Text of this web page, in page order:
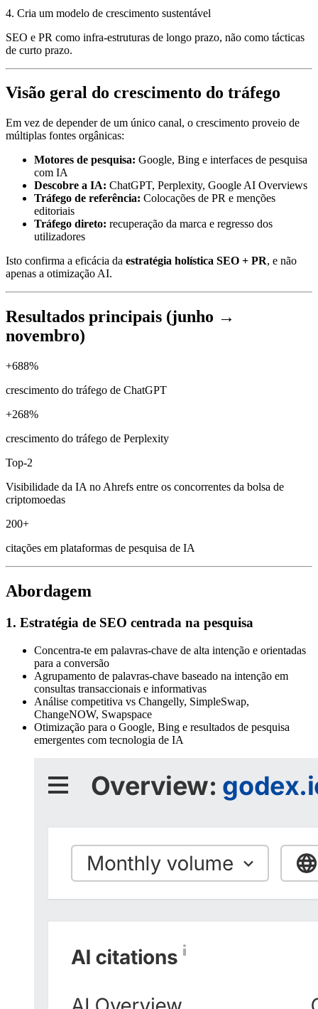
4. Cria um modelo de crescimento sustentável
SEO e PR como infra-estruturas de longo prazo, não como tácticas
de curto prazo.
Visão geral do crescimento do tráfego
Em vez de depender de um único canal, o crescimento proveio de
múltiplas fontes orgânicas:
Motores de pesquisa: Google, Bing e interfaces de pesquisa
com IA
Descobre a IA: ChatGPT, Perplexity, Google AI Overviews
Tráfego de referência: Colocações de PR e menções
editoriais
Tráfego direto: recuperação da marca e regresso dos
utilizadores
Isto confirma a eficácia da estratégia holística SEO + PR, e não
apenas a otimização AI.
Resultados principais (junho →
novembro)
+688%
crescimento do tráfego de ChatGPT
+268%
crescimento do tráfego de Perplexity
Top-2
Visibilidade da IA no Ahrefs entre os concorrentes da bolsa de
criptomoedas
200+
citações em plataformas de pesquisa de IA
Abordagem
1. Estratégia de SEO centrada na pesquisa
Concentra-te em palavras-chave de alta intenção e orientadas
para a conversão
Agrupamento de palavras-chave baseado na intenção em
consultas transaccionais e informativas
Análise competitiva vs Changelly, SimpleSwap,
ChangeNOW, Swapspace
Otimização para o Google, Bing e resultados de pesquisa
emergentes com tecnologia de IA